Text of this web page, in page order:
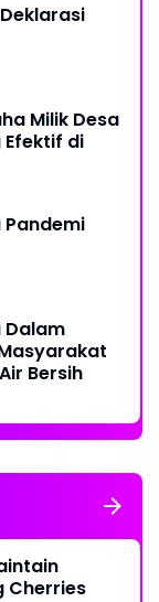
Milik Desa
Efektif di
Pandemi
Dalam
Bersih
Cherries